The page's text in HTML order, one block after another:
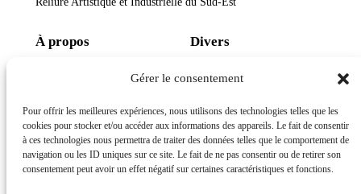
Gérer le consentement
Pour offrir les meilleures expériences, nous utilisons des technologies telles que les
cookies pour stocker et/ou accéder aux informations des appareils. Le fait de consentir
à ces technologies nous permettra de traiter des données telles que le comportement de
navigation ou les ID uniques sur ce site. Le fait de ne pas consentir ou de retirer son
consentement peut avoir un effet négatif sur certaines caractéristiques et fonctions.
À propos
Au Religadou Nissart
Divers
Conditions générales de vente
Mentions légales
Réseaux sociaux
Facebook